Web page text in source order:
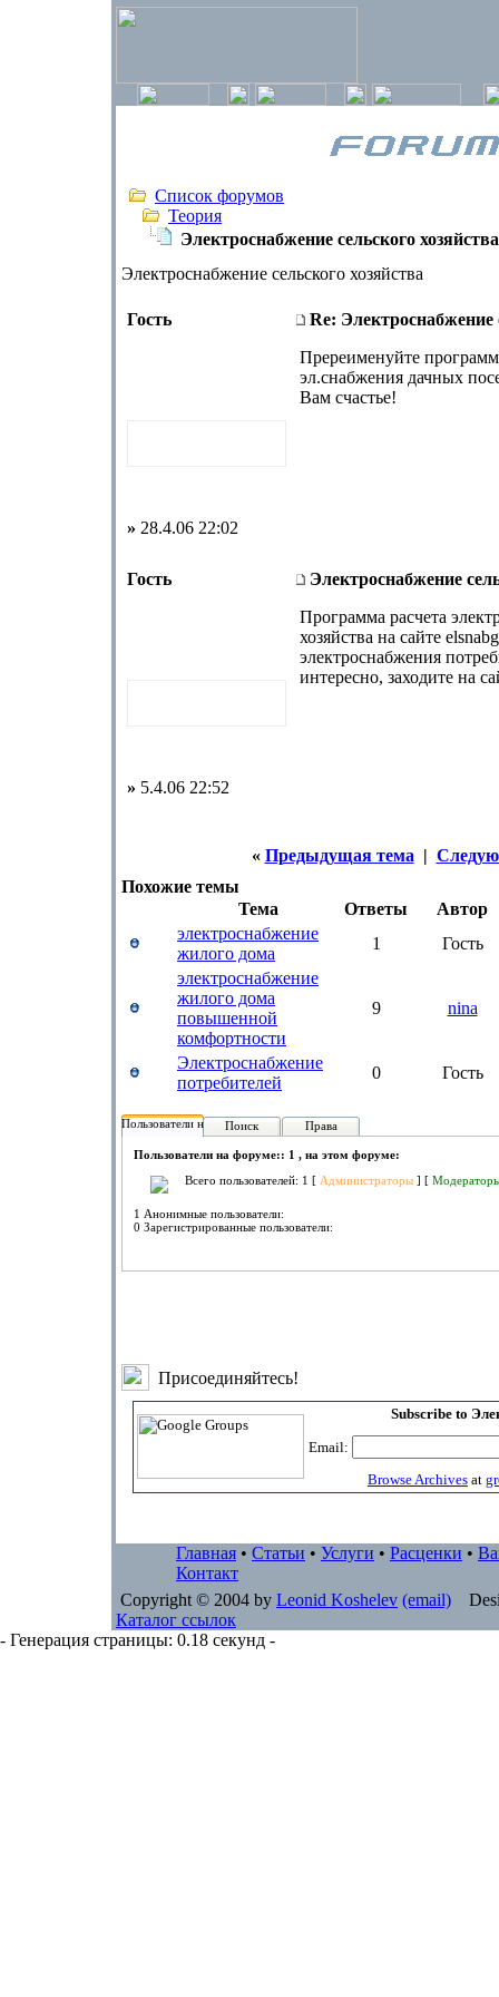
Список форумов
Теория
Электроснабжение сельского хозяйства
Электроснабжение сельского хозяйства
Гость
Re: Электроснабжение
Пререименуйте
эл.снабжения дачных
Вам счастье!
» 28.4.06 22:02
Гость
Электроснабжение
Программа расчета
хозяйства на сайте
электроснабжения
интересно, заходите на
» 5.4.06 22:52
« Предыдущая тема |
Похожие темы
Тема
Ответы
Автор
электроснабжение
жилого дома
1
Гость
электроснабжение
жилого дома
повышенной
комфортности
9 nina
Электроснабжение
потребителей
0 Гость
Пользователи на форуме:
Поиск Права
Пользователи на форуме:: 1 , на этом форуме:
Всего пользователей: 1 [ Администраторы ] [
1 Анонимные пользователи:
0 Зарегистрированные пользователи:
Присоединяйтесь!
Subscribe to
Email:
Browse Archives at
Главная • Статьи • Услуги • Расценки •
Контакт
Copyright © 2004 by Leonid Koshelev (email)
Каталог ссылок
- Генерация страницы: 0.18 секунд -